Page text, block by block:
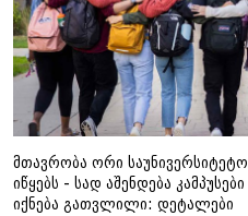
მთავრობა ორი
იწყებს - სად აშენდება
იქნება გათვლილი: დეტალები